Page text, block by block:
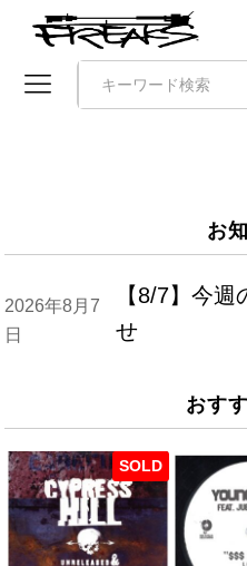
お
【8/7】今
せ
2026年8月7
日
おす
SOLD